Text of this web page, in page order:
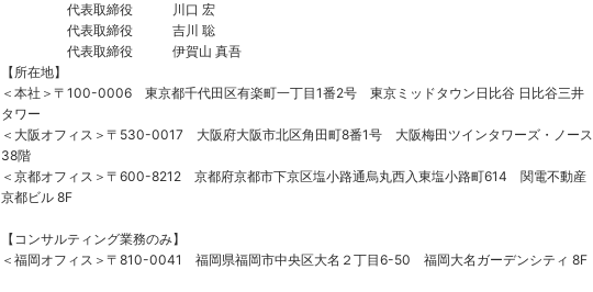
代表取締役 川口 宏
代表取締役 吉川 聡
代表取締役 伊賀山 真吾
【所在地】
＜本社＞〒100-0006 東京都千代田区有楽町一丁目1番2号 東京ミッドタウン日比谷 日比谷三井
タワー
＜大阪オフィス＞〒530-0017 大阪府大阪市北区角田町8番1号 大阪梅田ツインタワーズ・ノース
38階
＜京都オフィス＞〒600-8212 京都府京都市下京区塩小路通烏丸西入東塩小路町614 関電不動産
京都ビル 8F
【コンサルティング業務のみ】
＜福岡オフィス＞〒810-0041 福岡県福岡市中央区大名２丁目6-50 福岡大名ガーデンシティ 8F